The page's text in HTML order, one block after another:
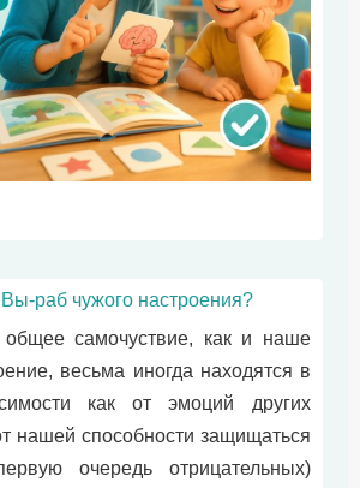
Вы-раб чужого настроения?
самочуствие, как и наше
весьма иногда находятся в
как от эмоций других
нашей способности защищаться
очередь отрицательных)